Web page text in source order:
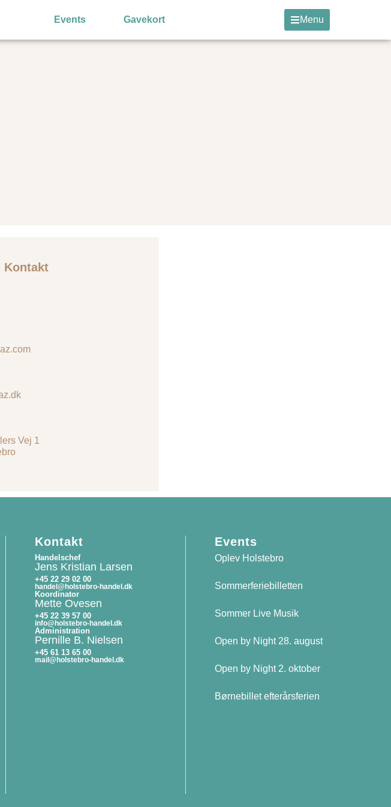
Events Gavekort Menu
Kontakt
Vej 1
Kontakt
Handelschef
Jens Kristian Larsen
+45 22 29 02 00
handel@holstebro-handel.dk
Koordinator
Mette Ovesen
+45 22 39 57 00
info@holstebro-handel.dk
Administration
Pernille B. Nielsen
+45 61 13 65 00
mail@holstebro-handel.dk
Events
Oplev Holstebro
Sommerferiebilletten
Sommer Live Musik
Open by Night 28. august
Open by Night 2. oktober
Børnebillet efterårsferien